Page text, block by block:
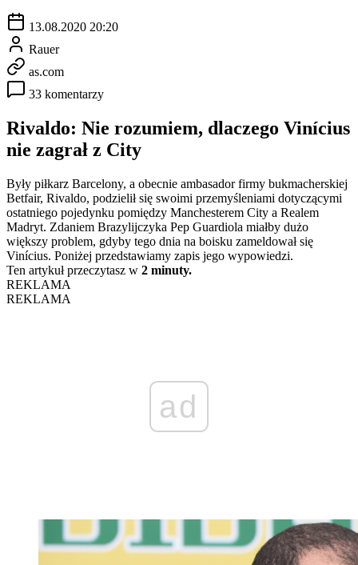
13.08.2020 20:20
Rauer
as.com
33 komentarzy
Rivaldo: Nie rozumiem, dlaczego Vinícius
nie zagrał z City
Były piłkarz Barcelony, a obecnie ambasador firmy bukmacherskiej
Betfair, Rivaldo, podzielił się swoimi przemyśleniami dotyczącymi
ostatniego pojedynku pomiędzy Manchesterem City a Realem
Madryt. Zdaniem Brazylijczyka Pep Guardiola miałby dużo
większy problem, gdyby tego dnia na boisku zameldował się
Vinícius. Poniżej przedstawiamy zapis jego wypowiedzi.
Ten artykuł przeczytasz w 2 minuty.
REKLAMA
REKLAMA
ad